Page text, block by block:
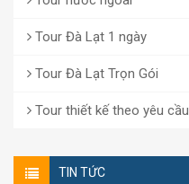
Tour Đà Lạt 1 ngày
Tour Đà Lạt Trọn Gói
Tour thiết kế theo yêu cầu
TIN TỨC